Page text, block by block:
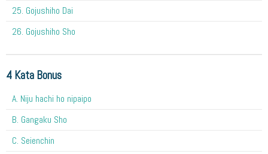
25. Gojushiho Dai
26. Gojushiho Sho
4 Kata Bonus
A. Niju hachi ho nipaipo
B. Gangaku Sho
C. Seienchin